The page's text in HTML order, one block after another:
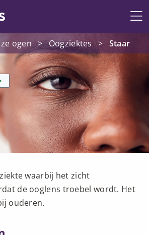
ogen > Oogziektes > Staar
waarbij het zicht
de ooglens troebel wordt. Het
ouderen.